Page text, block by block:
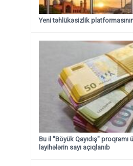
Yeni təhlükəsizlik
Bu il "Böyük Qayıdış" proqramı
layihələrin sayı açıqlanıb